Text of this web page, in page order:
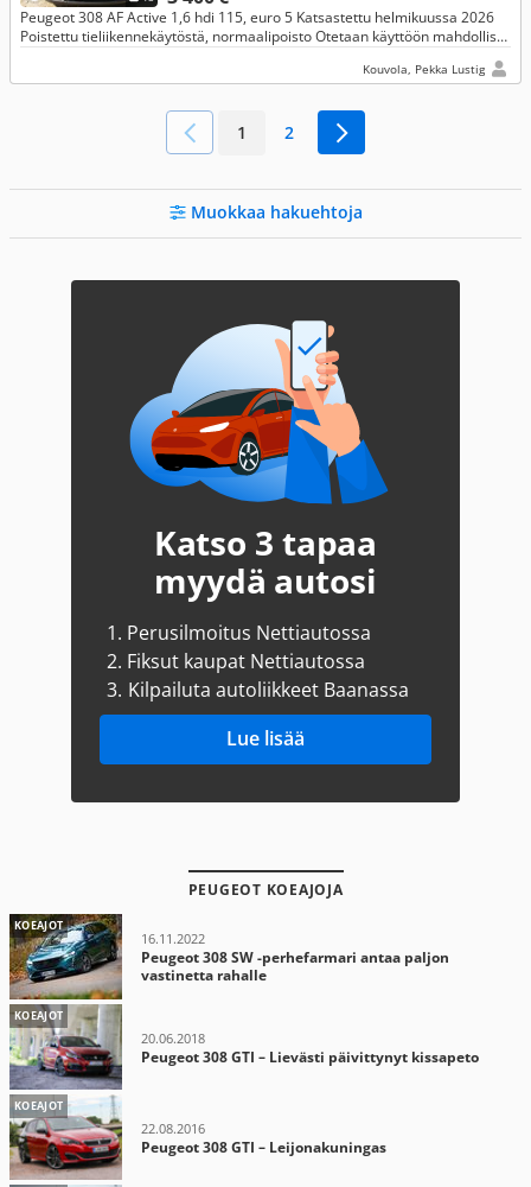
Peugeot 308 AF Active 1,6 hdi 115, euro 5 Katsastettu helmikuussa 2026
Poistettu tieliikennekäytöstä, normaalipoisto Otetaan käyttöön mahdollista
Kouvola, Pekka Lustig
1 2
Muokkaa hakuehtoja
Katso 3 tapaa
myydä autosi
1. Perusilmoitus Nettiautossa
2. Fiksut kaupat Nettiautossa
3. Kilpailuta autoliikkeet Baanassa
Lue lisää
PEUGEOT KOEAJOJA
KOEAJOT
16.11.2022
Peugeot 308 SW -perhefarmari antaa paljon
vastinetta rahalle
KOEAJOT
20.06.2018
Peugeot 308 GTI – Lievästi päivittynyt kissapeto
KOEAJOT
22.08.2016
Peugeot 308 GTI – Leijonakuningas